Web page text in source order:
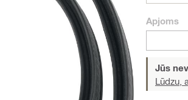
Apjoms
Jūs
Lūdzu,